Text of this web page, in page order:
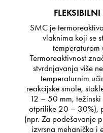
SMC je
vlaknima koji se
temperaturom
Termoreaktivnost
stvrdnjavanja više
temperaturnim
reakcijske smole,
12 – 50 mm,
otprilike 20 – 30%),
(npr. Za podešavanje
izvrsna mehanička i